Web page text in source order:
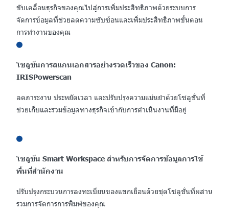
ขับเคลื่อนธุรกิจของคุณไปสู่การเพิ่มประสิทธิภาพด้วยระบบการ
จัดการข้อมูลที่ช่วยลดความซับซ้อนและเพิ่มประสิทธิภาพขั้นตอน
การทำงานของคุณ
โซลูชั่นการสแกนเอกสารอย่างรวดเร็วของ Canon:
IRISPowerscan
ลดภาระงาน ประหยัดเวลา และปรับปรุงความแม่นยําด้วยโซลูชั่นที่
ช่วยเก็บและรวมข้อมูลทางธุรกิจเข้ากับการดําเนินงานที่มีอยู่
โซลูชั่น Smart Workspace สําหรับการจัดการข้อมูลการใช้
พื้นที่สำนักงาน
ปรับปรุงกระบวนการลงทะเบียนของแขกเยือนด้วยชุดโซลูชั่นที่ผสาน
รวมการจัดการการพิมพ์ของคุณ